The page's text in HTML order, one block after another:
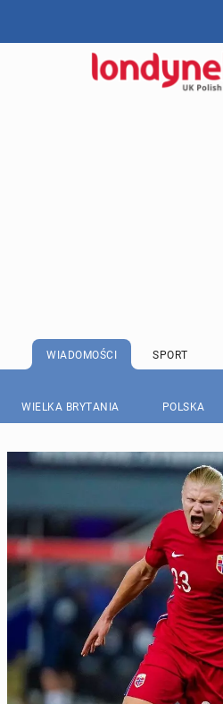
WIADOMOŚCI SPORT
WIELKA BRYTANIA POLSKA